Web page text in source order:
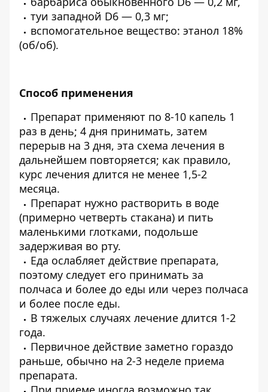
туи западной D6 — 0,3 мг;
вспомогательное вещество: этанол 18%
(об/об).
Способ применения
Препарат применяют по 8-10 капель 1
раз в день; 4 дня принимать, затем
перерыв на 3 дня, эта схема лечения в
дальнейшем повторяется; как правило,
курс лечения длится не менее 1,5-2
месяца.
Препарат нужно растворить в воде
(примерно четверть стакана) и пить
маленькими глотками, подольше
задерживая во рту.
Еда ослабляет действие препарата,
поэтому следует его принимать за
полчаса и более до еды или через полчаса
и более после еды.
В тяжелых случаях лечение длится 1-2
года.
Первичное действие заметно гораздо
раньше, обычно на 2-3 неделе приема
препарата.